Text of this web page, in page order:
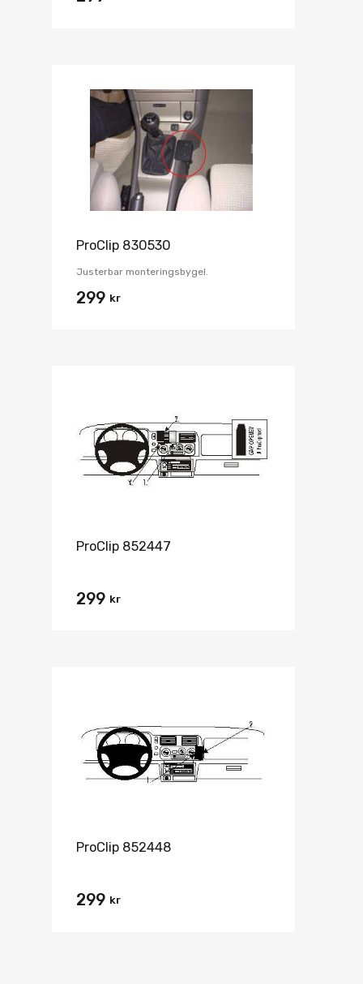
ProClip 830530
Justerbar monteringsbygel.
299 kr
ProClip 852447
299 kr
ProClip 852448
299 kr